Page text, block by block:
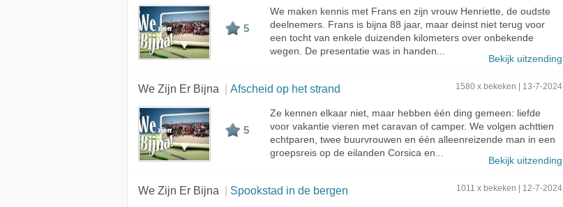
5
We maken kennis met Frans en zijn vrouw Henriette, de oudste
deelnemers. Frans is bijna 88 jaar, maar deinst niet terug voor
een tocht van enkele duizenden kilometers over onbekende
wegen. De presentatie was in handen...
Bekijk uitzending
We Zijn Er Bijna Afscheid op het strand 1580 x bekeken | 13-7-2024
5
Ze kennen elkaar niet, maar hebben één ding gemeen: liefde
voor vakantie vieren met caravan of camper. We volgen achttien
echtparen, twee buurvrouwen en één alleenreizende man in een
groepsreis op de eilanden Corsica en...
Bekijk uitzending
We Zijn Er Bijna Spookstad in de bergen 1011 x bekeken | 12-7-2024